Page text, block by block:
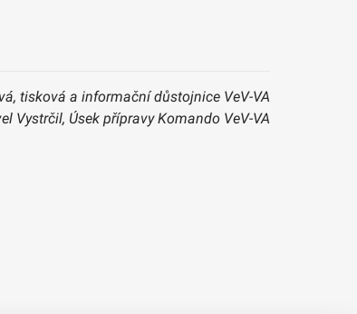
tisková a informační důstojnice VeV-VA
Vystrčil, Úsek přípravy Komando VeV-VA